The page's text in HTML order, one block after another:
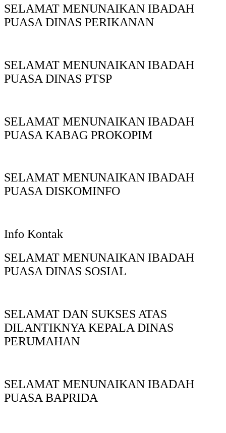
SELAMAT MENUNAIKAN IBADAH
PUASA DINAS PERIKANAN
SELAMAT MENUNAIKAN IBADAH
PUASA DINAS PTSP
SELAMAT MENUNAIKAN IBADAH
PUASA KABAG PROKOPIM
SELAMAT MENUNAIKAN IBADAH
PUASA DISKOMINFO
Info Kontak
SELAMAT MENUNAIKAN IBADAH
PUASA DINAS SOSIAL
SELAMAT DAN SUKSES ATAS
DILANTIKNYA KEPALA DINAS
PERUMAHAN
SELAMAT MENUNAIKAN IBADAH
PUASA BAPRIDA